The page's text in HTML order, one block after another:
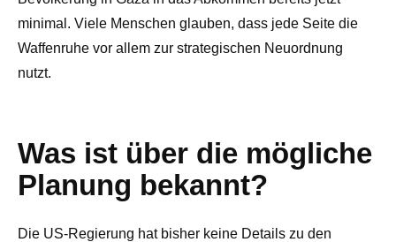
minimal. Viele Menschen glauben, dass jede Seite die
Waffenruhe vor allem zur strategischen Neuordnung
nutzt.
Was ist über die mögliche
Planung bekannt?
Die US-Regierung hat bisher keine Details zu den